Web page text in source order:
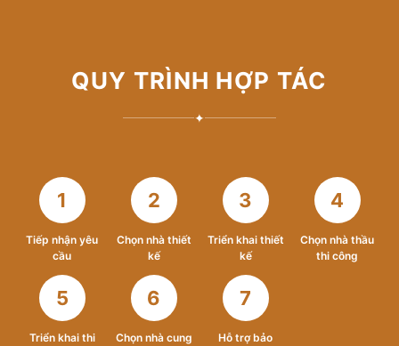
QUY TRÌNH HỢP TÁC
✦
1
Tiếp nhận yêu
cầu
2
Chọn nhà thiết
kế
3
Triển khai thiết
kế
4
Chọn nhà thầu
thi công
5
Triển khai thi
6
Chọn nhà cung
7
Hỗ trợ bảo